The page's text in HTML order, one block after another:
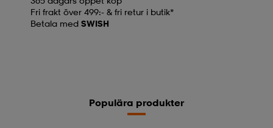
Fri frakt över 499:- & fri retur i butik*
Betala med SWISH
Populära produkter